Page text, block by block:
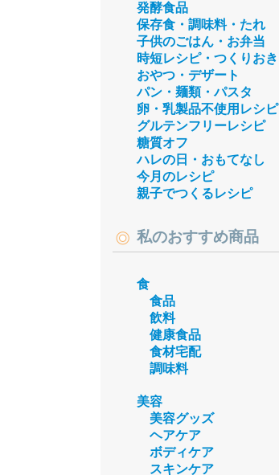
発酵食品
保存食・調味料・たれ
子供のごはん・お弁当
時短レシピ・つくりおき
おやつ・デザート
パン・麺類・パスタ
卵・乳製品不使用レシピ
グルテンフリーレシピ
糖質オフ
ハレの日・おもてなし
今月のレシピ
親子でつくるレシピ
私のおすすめ商品
食
食品
飲料
健康食品
食材宅配
調味料
美容
美容グッズ
ヘアケア
ボディケア
スキンケア